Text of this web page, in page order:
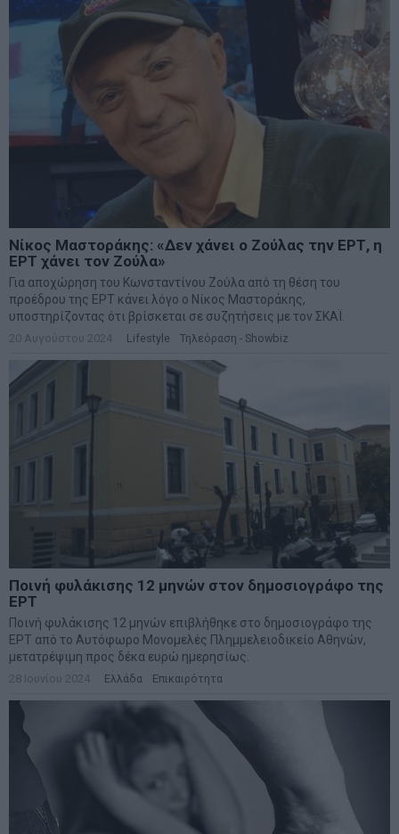
Νίκος Μαστοράκης: «Δεν χάνει ο Ζούλας την ΕΡΤ, η
ΕΡΤ χάνει τον Ζούλα»
Για αποχώρηση του Κωνσταντίνου Ζούλα από τη θέση του
προέδρου της ΕΡΤ κάνει λόγο ο Νίκος Μαστοράκης,
υποστηρίζοντας ότι βρίσκεται σε συζητήσεις με τον ΣΚΑΪ.
20 Αυγούστου 2024 Lifestyle Τηλεόραση - Showbiz
Ποινή φυλάκισης 12 μηνών στον δημοσιογράφο της
ΕΡΤ
Ποινή φυλάκισης 12 μηνών επιβλήθηκε στο δημοσιογράφο της
ΕΡΤ από το Αυτόφωρο Μονομελές Πλημμελειοδικείο Αθηνών,
μετατρέψιμη προς δέκα ευρώ ημερησίως.
28 Ιουνίου 2024 Ελλάδα Επικαιρότητα